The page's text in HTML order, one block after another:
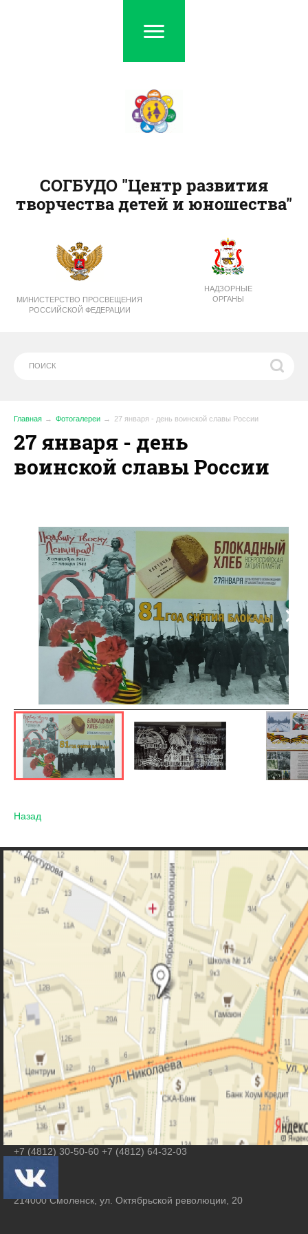
МИНИСТЕРСТВО ПРОСВЕЩЕНИЯ
РОССИЙСКОЙ ФЕДЕРАЦИИ
НАДЗОРНЫЕ
ОРГАНЫ
СОГБУДО "Центр развития
творчества детей и юношества"
Главная Фотогалереи 27 января - день воинской славы России
27 января - день
воинской славы России
Назад
Контакты
Агеева Ольга Михайловна
smolcrtdu@mail.ru
+7 (4812) 30-50-60 +7 (4812) 64-32-03
214000 Смоленск, ул. Октябрьской революции, 20